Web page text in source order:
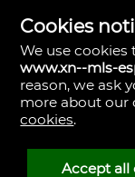
MLS España
Doña
Arrecife, Las
Spain
928
30
Cookies
We use cookies
www.xn--mls-
reason, we ask
more about our
cookies.
Accept all